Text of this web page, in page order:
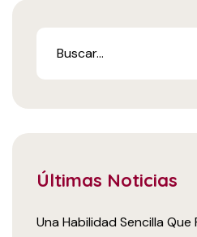
Últimas Noticias
Una Habilidad Sencilla